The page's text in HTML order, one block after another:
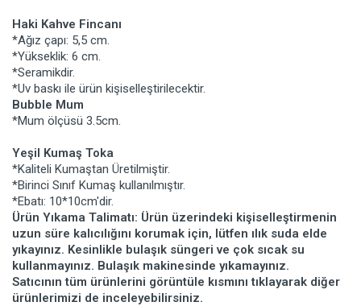
Haki Kahve Fincanı
*Ağız çapı: 5,5 cm.
*Yükseklik: 6 cm.
*Seramikdir.
*Uv baskı ile ürün kişiselleştirilecektir.
Bubble Mum
*Mum ölçüsü 3.5cm.
Yeşil Kumaş Toka
*Kaliteli Kumaştan Üretilmiştir.
*Birinci Sınıf Kumaş kullanılmıştır.
*Ebatı: 10*10cm'dir.
Ürün Yıkama Talimatı: Ürün üzerindeki kişiselleştirmenin
uzun süre kalıcılığını korumak için, lütfen ılık suda elde
yıkayınız. Kesinlikle bulaşık süngeri ve çok sıcak su
kullanmayınız. Bulaşık makinesinde yıkamayınız.
Satıcının tüm ürünlerini görüntüle kısmını tıklayarak diğer
ürünlerimizi de inceleyebilirsiniz.